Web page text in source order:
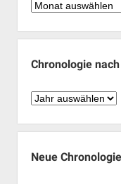
Chronologie
Monaten
Chronologie
Chronologie
Jahren
Neue